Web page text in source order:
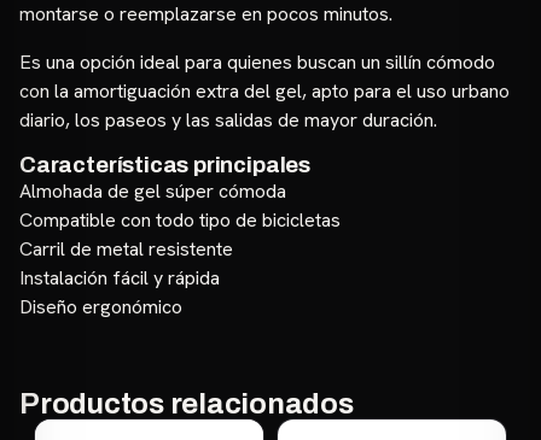
montarse o reemplazarse en pocos minutos.
Es una opción ideal para quienes buscan un sillín cómodo
con la amortiguación extra del gel, apto para el uso urbano
diario, los paseos y las salidas de mayor duración.
Características principales
Almohada de gel súper cómoda
Compatible con todo tipo de bicicletas
Carril de metal resistente
Instalación fácil y rápida
Diseño ergonómico
Productos relacionados